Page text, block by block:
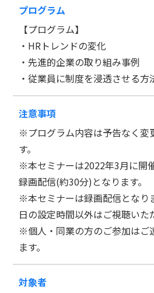
プログラム
【プログラム】
・HRトレンドの変化
・先進的企業の取り組み事例
・従業員に制度を浸透させる方
注意事項
※プログラム内容は予告なく変
す。
※本セミナーは2022年3月に開
録画配信(約30分)となります。
※本セミナーは録画配信となり
日の設定時間以外はご視聴いた
※個人・同業の方のご参加はご
ます。
対象者